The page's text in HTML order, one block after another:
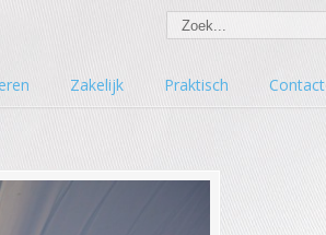
Zakelijk Praktisch Contact